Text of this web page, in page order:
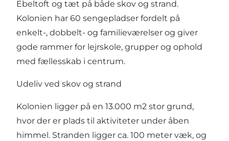
Ebeltoft og tæt på både skov og strand.
Kolonien har 60 sengepladser fordelt på
enkelt-, dobbelt- og familieværelser og giver
gode rammer for lejrskole, grupper og ophold
med fællesskab i centrum.
Udeliv ved skov og strand
Kolonien ligger på en 13.000 m2 stor grund,
hvor der er plads til aktiviteter under åben
himmel. Stranden ligger ca. 100 meter væk, og